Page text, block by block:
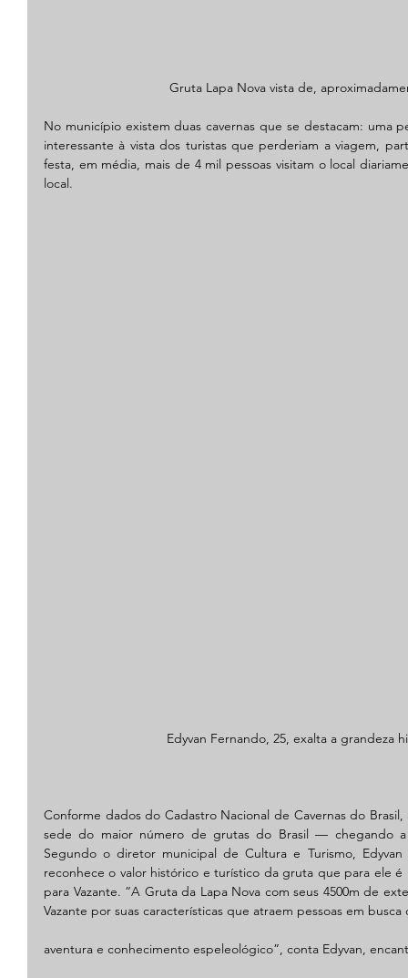
Gruta Lapa Nova vista de,
No município existem duas cavernas que se destacam: uma
interessante à vista dos turistas que perderiam a viagem,
festa, em média, mais de 4 mil pessoas visitam o local
local.
Edyvan Fernando, 25, exalta a grandeza
Conforme dados do Cadastro Nacional de Cavernas do
sede do maior número de grutas do Brasil — chegando a
Segundo o diretor municipal de Cultura e Turismo, Edyvan
reconhece o valor histórico e turístico da gruta que para ele
para Vazante. “A Gruta da Lapa Nova com seus 4500m de
Vazante por suas características que atraem pessoas em busca
aventura e conhecimento espeleológico”, conta Edyvan,